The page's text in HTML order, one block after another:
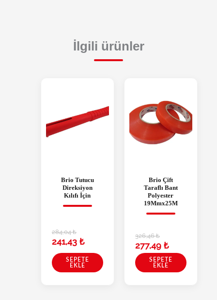
İlgili ürünler
Brio Tutucu
Direksiyon
Kılıfı İçin
284,04₺
241,43 ₺
SEPETE
EKLE
Brio Çift
Taraflı Bant
Polyester
19Mmx25M
326,46₺
277,49 ₺
SEPETE
EKLE